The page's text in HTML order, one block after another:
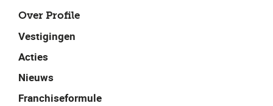
Over Profile
Vestigingen
Acties
Nieuws
Franchiseformule